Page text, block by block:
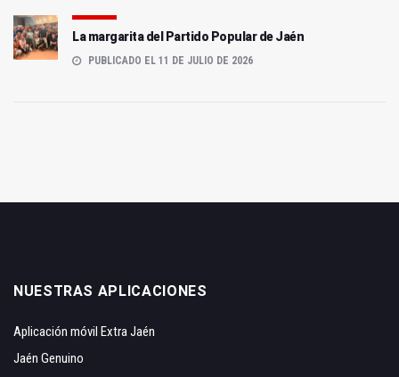
La margarita del Partido Popular de Jaén
PUBLICADO EL 11 DE JULIO DE 2026
NUESTRAS APLICACIONES
Aplicación móvil Extra Jaén
Jaén Genuino